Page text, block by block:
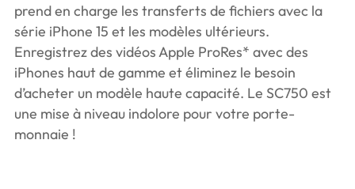
prend en charge les transferts de fichiers avec la
série iPhone 15 et les modèles ultérieurs.
Enregistrez des vidéos Apple ProRes* avec des
iPhones haut de gamme et éliminez le besoin
d’acheter un modèle haute capacité. Le SC750 est
une mise à niveau indolore pour votre porte-
monnaie !